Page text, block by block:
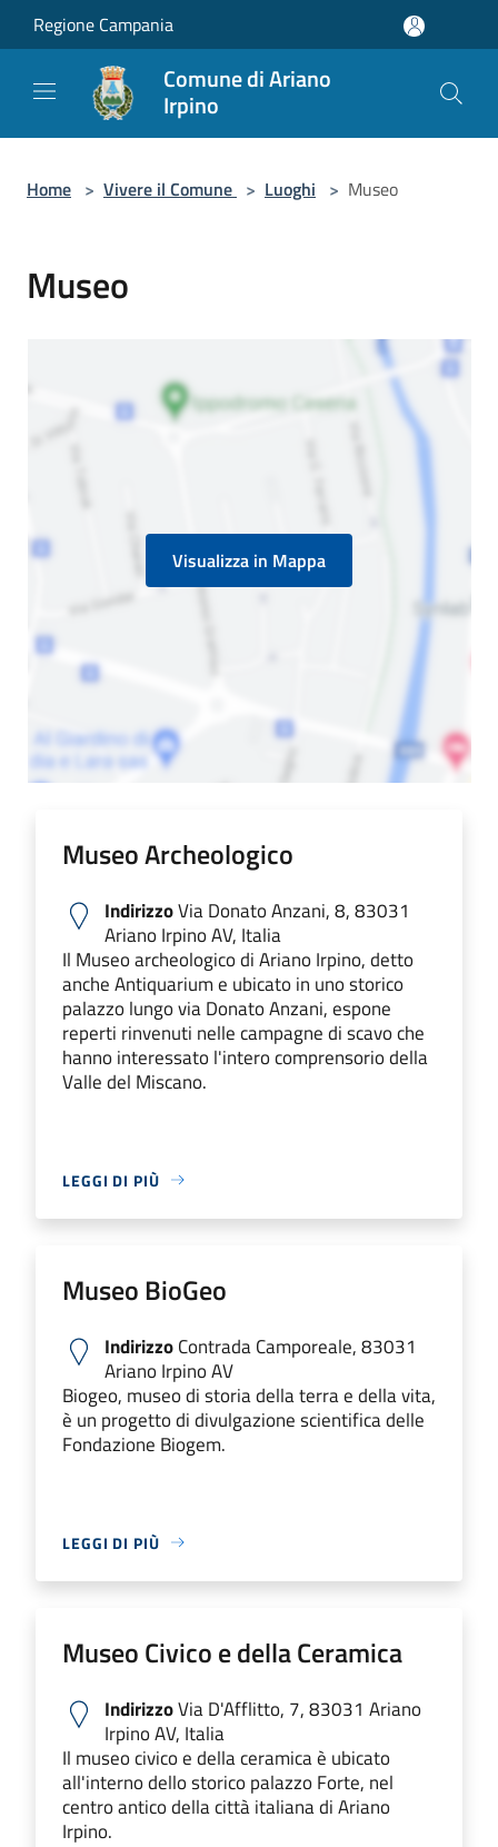
Salta al contenuto principale
Regione Campania
Comune di Ariano
Irpino
Home > Vivere il Comune > Luoghi > Museo
Museo
Visualizza in Mappa
Museo Archeologico
IndirizzoVia Donato Anzani, 8, 83031
Ariano Irpino AV, Italia
Il Museo archeologico di Ariano Irpino, detto
anche Antiquarium e ubicato in uno storico
palazzo lungo via Donato Anzani, espone
reperti rinvenuti nelle campagne di scavo che
hanno interessato l'intero comprensorio della
Valle del Miscano.
LEGGI DI PIÙ
Museo BioGeo
IndirizzoContrada Camporeale, 83031
Ariano Irpino AV
Biogeo, museo di storia della terra e della vita,
è un progetto di divulgazione scientifica delle
Fondazione Biogem.
LEGGI DI PIÙ
Museo Civico e della Ceramica
IndirizzoVia D'Afflitto, 7, 83031 Ariano
Irpino AV, Italia
Il museo civico e della ceramica è ubicato
all'interno dello storico palazzo Forte, nel
centro antico della città italiana di Ariano
Irpino.